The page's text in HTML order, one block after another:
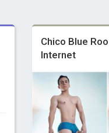
Chico Blue
Internet